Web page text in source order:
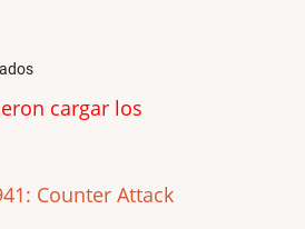
cargar los
Counter Attack